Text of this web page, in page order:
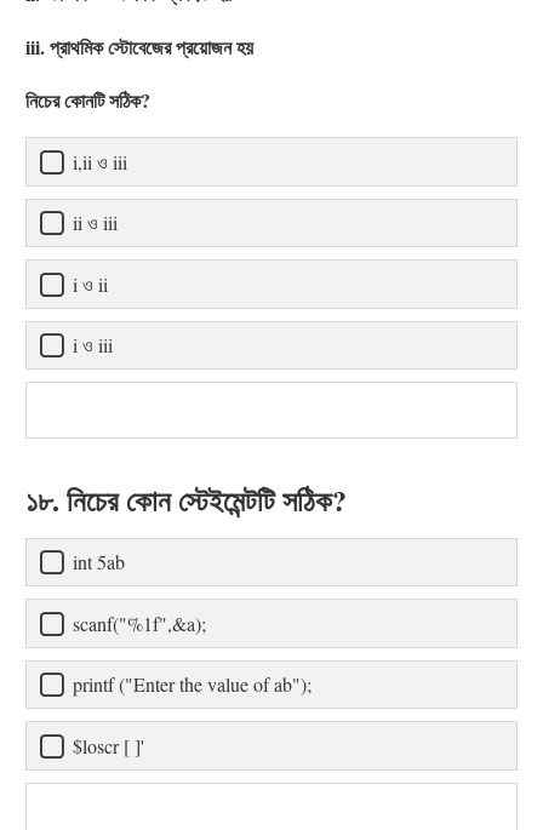
iii. প্রাথমিক স্টোবেজের প্রয়োজন হয়
নিচের কোনটি সঠিক?
i,ii ও iii
ii ও iii
i ও ii
i ও iii
১৮. নিচের কোন স্টেইমেন্টটি সঠিক?
int 5ab
scanf("%1f",&a);
printf ("Enter the value of ab");
$loscr [ ]'